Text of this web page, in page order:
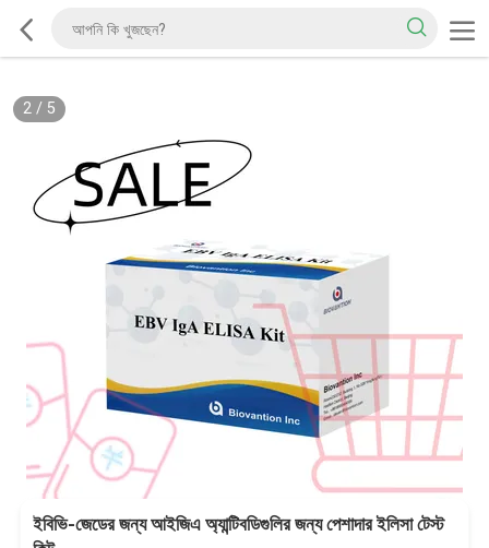
2/ 5
ইবিভি-জেডের জন্য আইজিএ অ্যান্টিবডিগুলির জন্য পেশাদার ইলিসা টেস্ট